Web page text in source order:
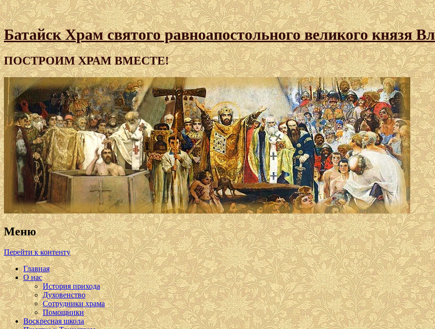
Батайск Храм святого равноапостольного великого князя
ПОСТРОИМ ХРАМ ВМЕСТЕ!
Меню
Перейти к контенту
Главная
О нас
История прихода
Духовенство
Сотрудники храма
Помощники
Воскресная школа